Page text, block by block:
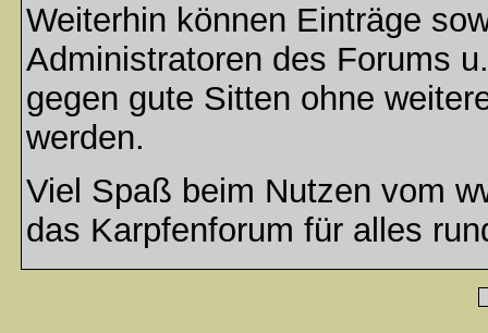
Weiterhin können Einträge
Administratoren des Forums
gegen gute Sitten ohne
werden.
Viel Spaß beim Nutzen vom
das Karpfenforum für alles